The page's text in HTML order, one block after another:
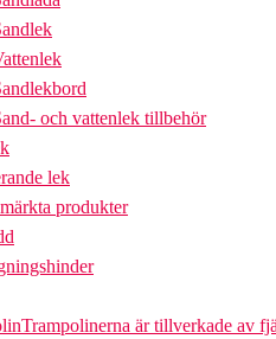
och vattenlek tillbehör
lek
produkter
Trampolinerna är tillverkade av